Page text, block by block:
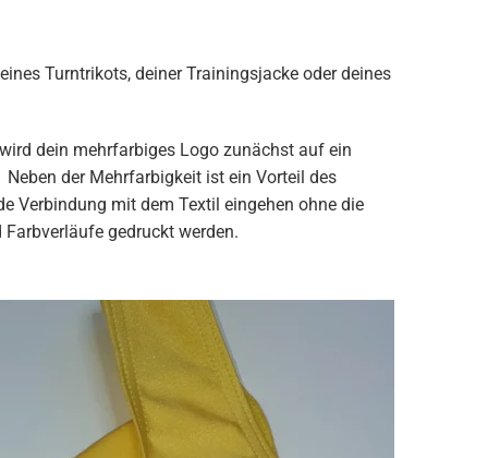
Turntrikots, deiner Trainingsjacke oder deines
dein mehrfarbiges Logo zunächst auf ein
der Mehrfarbigkeit ist ein Vorteil des
Verbindung mit dem Textil eingehen ohne die
gedruckt werden.